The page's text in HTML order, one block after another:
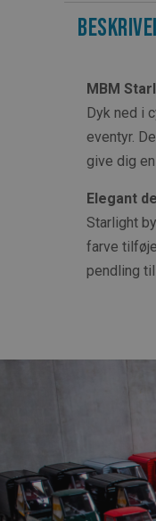
MBM
Dyk ned i
eventyr.
give dig
Elegant
Starlight
farve
pendling